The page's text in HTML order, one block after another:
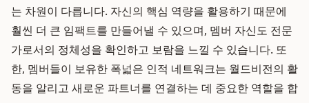
는 차원이 다릅니다. 자신의 핵심 역량을 활용하기 때문에
훨씬 더 큰 임팩트를 만들어낼 수 있으며, 멤버 자신도 전문
가로서의 정체성을 확인하고 보람을 느낄 수 있습니다. 또
한, 멤버들이 보유한 폭넓은 인적 네트워크는 월드비전의 활
동을 알리고 새로운 파트너를 연결하는 데 중요한 역할을 합